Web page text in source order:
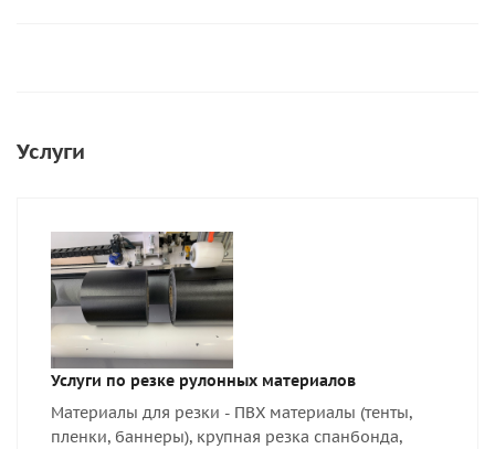
Услуги
Услуги по резке рулонных материалов
Материалы для резки - ПВХ материалы (тенты,
пленки, баннеры), крупная резка спанбонда,